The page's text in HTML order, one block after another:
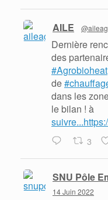
AILE
Dernière
des
#Agrobioheat
de
dans les
le bilan ! à
3
SNU Pôle
14 Juin 2022